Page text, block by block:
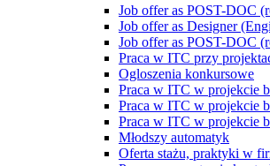
Job offer as POST-DOC
Job offer as Designer
Job offer as POST-DOC
Praca w ITC przy
Ogloszenia konkursowe
Praca w ITC w projekcie
Praca w ITC w projekcie
Praca w ITC w projekcie
Młodszy automatyk
Oferta stażu, praktyki w